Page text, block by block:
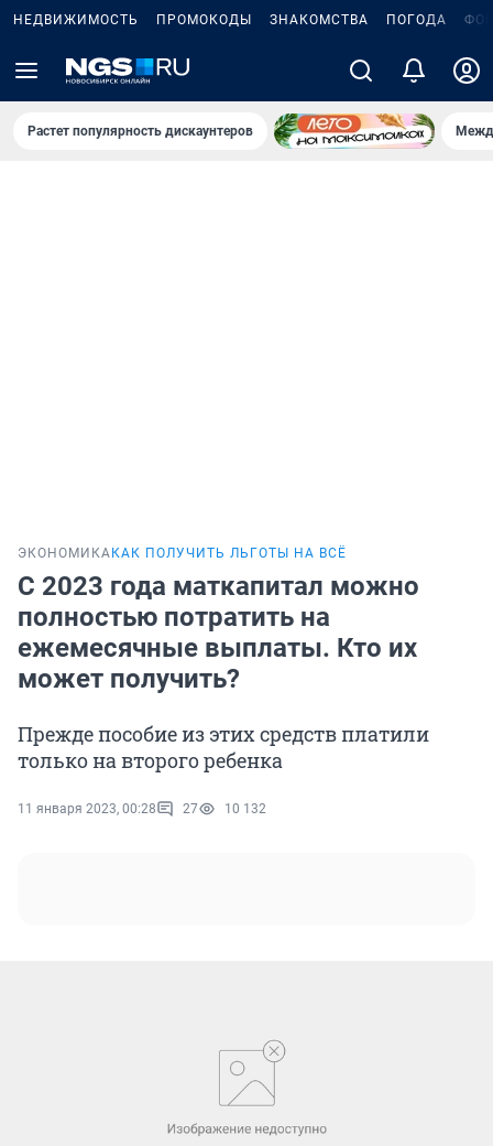
НЕДВИЖИМОСТЬ ПРОМОКОДЫ ЗНАКОМСТВА ПОГОДА
Растет популярность дискаунтеров
ЭКОНОМИКА КАК ПОЛУЧИТЬ ЛЬГОТЫ НА ВСЁ
С 2023 года маткапитал можно
полностью потратить на
ежемесячные выплаты. Кто их
может получить?
Прежде пособие из этих средств платили
только на второго ребенка
11 января 2023, 00:28 27 10 132